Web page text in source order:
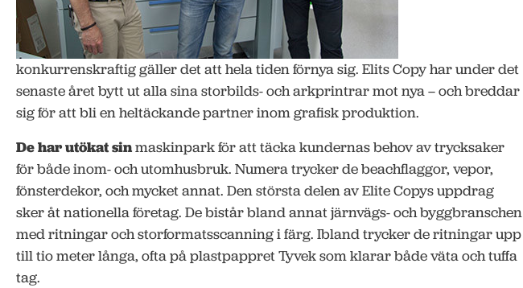
konkurrenskraftig gäller det att hela tiden förnya sig. Elits Copy har under det
senaste året bytt ut alla sina storbilds- och arkprintrar mot nya – och breddar
sig för att bli en heltäckande partner inom grafisk produktion.
De har utökat sinmaskinpark för att täcka kundernas behov av trycksaker
för både inom- och utomhusbruk. Numera trycker de beachflaggor, vepor,
fönsterdekor, och mycket annat. Den största delen av Elite Copys uppdrag
sker åt nationella företag. De bistår bland annat järnvägs- och byggbranschen
med ritningar och storformatsscanning i färg. Ibland trycker de ritningar upp
till tio meter långa, ofta på plastpappret Tyvek som klarar både väta och tuffa
tag.